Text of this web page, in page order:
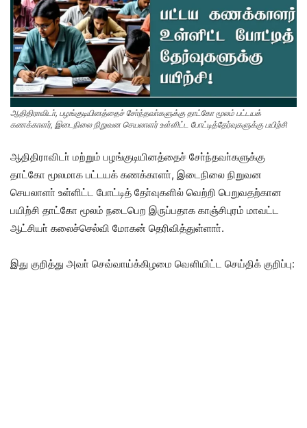
ஆதிதிராவிடா், பழங்குடியினத்தைச் சோ்ந்தவா்களுக்கு தாட்கோ மூலம் பட்டயக்
கணக்காளர், இடைநிலை நிறுவன செயலாளர் உள்ளிட்ட போட்டித்தேர்வுகளுக்கு பயிற்சி
ஆதிதிராவிடா் மற்றும் பழங்குடியினத்தைச் சோ்ந்தவா்களுக்கு
தாட்கோ மூலமாக பட்டயக் கணக்காளா், இடைநிலை நிறுவன
செயலாளா் உள்ளிட்ட போட்டித் தோ்வுகளில் வெற்றி பெறுவதற்கான
பயிற்சி தாட்கோ மூலம் நடைபெற இருப்பதாக காஞ்சிபுரம் மாவட்ட
ஆட்சியா் கலைச்செல்வி மோகன் தெரிவித்துள்ளாா்.
இது குறித்து அவா் செவ்வாய்க்கிழமை வெளியிட்ட செய்திக் குறிப்பு: